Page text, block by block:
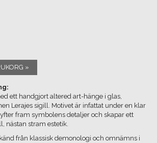
»
ett handgjort altered art-hänge i glas,
Lerajes sigill. Motivet är infattat under en klar
fram symbolens detaljer och skapar ett
nästan stram estetik.
från klassisk demonologi och omnämns i